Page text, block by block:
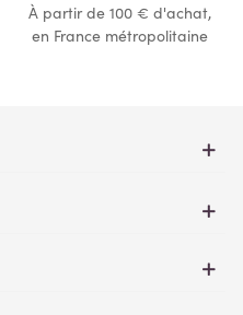
À partir de 100 € d'achat,
en France métropolitaine